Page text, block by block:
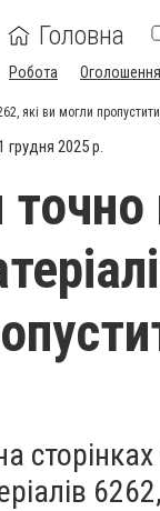
Головна
Робота Оголошення
які ви могли
грудня 2025 р.